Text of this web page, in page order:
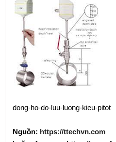
dong-ho-do-luu-luong-kieu-pitot
Nguồn: https://ttechvn.com